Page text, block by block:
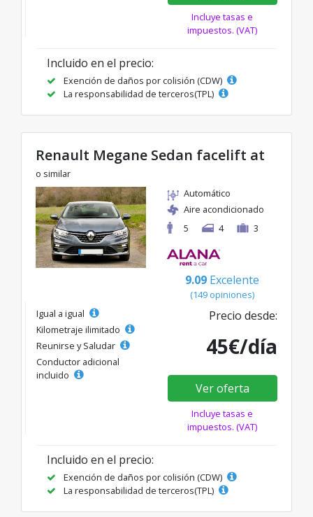
Incluye tasas e
impuestos. (VAT)
Incluido en el precio:
Exención de daños por colisión (CDW)
La responsabilidad de terceros(TPL)
Renault Megane Sedan facelift at
o similar
Automático
Aire acondicionado
5
4 3
9.09 Excelente
(149 opiniones)
Igual a igual
Kilometraje ilimitado
Reunirse y Saludar
Conductor adicional
incluido
Precio desde:
45€/día
Ver oferta
Incluye tasas e
impuestos. (VAT)
Incluido en el precio:
Exención de daños por colisión (CDW)
La responsabilidad de terceros(TPL)